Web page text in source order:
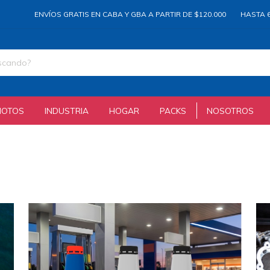
GRATIS EN CABA Y GBA A PARTIR DE $120.000 HASTA 6 CUOTAS
INDUSTRIA HOGAR PACKS NOSOTROS